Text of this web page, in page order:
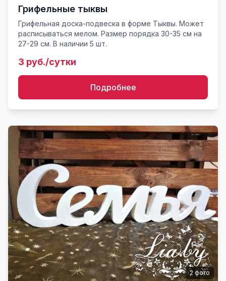
Грифельные тыквы
Грифельная доска-подвеска в форме Тыквы. Может
расписываться мелом. Размер порядка 30-35 см на
27-29 см. В наличии 5 шт.
3 руб./сутки
Подробнее
2 фото